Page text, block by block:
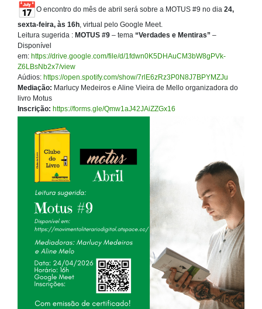
O encontro do mês de abril será sobre a MOTUS #9 no dia 24,
sexta-feira, às 16h, virtual pelo Google Meet.
Leitura sugerida : MOTUS #9 – tema “Verdades e Mentiras” –
Disponível
em: https://drive.google.com/file/d/1fdwn0K5DHAuCM3bW8gPVk-
Z6LBsNb2x7/view
Aúdios: https://open.spotify.com/show/7rlE6zRz3P0N8J7BPYMZJu
Mediação: Marlucy Medeiros e Aline Vieira de Mello organizadora do
livro Motus
Inscrição: https://forms.gle/Qmw1aJ42JAiZZGx16